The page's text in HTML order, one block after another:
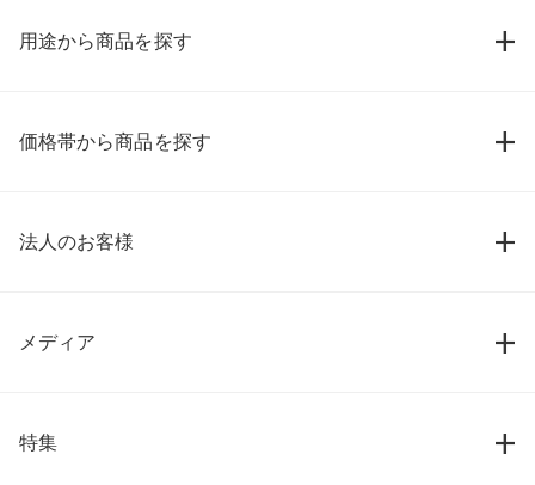
用途から商品を探す
価格帯から商品を探す
法人のお客様
メディア
特集